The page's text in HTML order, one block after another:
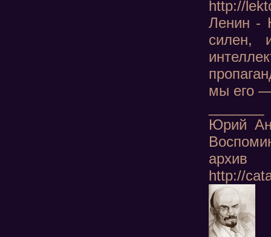
http://
Ленин -
силен,
мы его
Юрий
архив
http://